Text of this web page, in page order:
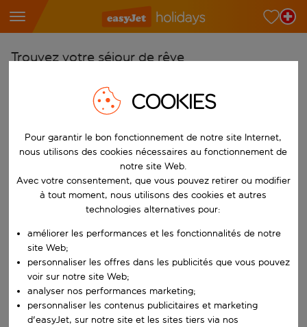
Trouvez votre séjour de rêve
Choisissez votre aéroport
Commencez à taper pour la saisie automatique. Lorsque les
Choisissez votre destination
Vers
Choisissez vos dates
Quand
Qui
Rechercher
COOKIES
Pour garantir le bon fonctionnement de notre site Internet,
nous utilisons des cookies nécessaires au fonctionnement de
notre site Web.
Avec votre consentement, que vous pouvez retirer ou modifier
à tout moment, nous utilisons des cookies et autres
technologies alternatives pour:
améliorer les performances et les fonctionnalités de notre
site Web;
personnaliser les offres dans les publicités que vous pouvez
voir sur notre site Web;
analyser nos performances marketing;
personnaliser les contenus publicitaires et marketing
d'easyJet, sur notre site et les sites tiers via nos